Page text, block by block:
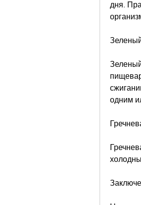
дня.
одним